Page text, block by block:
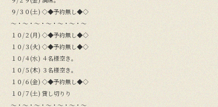
９/３０(土) ◇◆予約無し◆◇
〜・〜・〜・〜・〜・〜・〜
１０/２(月) ◇◆予約無し◆◇
１０/３(火) ◇◆予約無し◆◇
１０/４(水) ４名様空き。
１０/５(木) ３名様空き。
１０/６(金) ◇◆予約無し◆◇
１０/７(土) 貸し切りり
〜・〜・〜・〜・〜・〜・〜